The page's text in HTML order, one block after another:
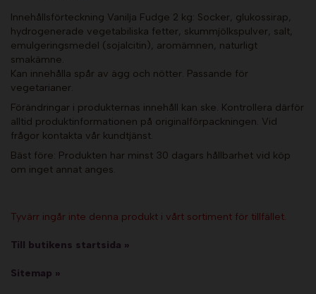
Innehållsförteckning Vanilja Fudge 2 kg: Socker, glukossirap,
hydrogenerade vegetabiliska fetter, skummjölkspulver, salt,
emulgeringsmedel (sojalcitin), aromämnen, naturligt
smakämne.
Kan innehålla spår av ägg och nötter. Passande för
vegetarianer.
Förändringar i produkternas innehåll kan ske. Kontrollera därför
alltid produktinformationen på originalförpackningen. Vid
frågor kontakta vår kundtjänst.
Bäst före: Produkten har minst 30 dagars hållbarhet vid köp
om inget annat anges.
Tyvärr ingår inte denna produkt i vårt sortiment för tillfället.
Till butikens startsida »
Sitemap »